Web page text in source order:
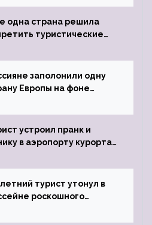
одна страна решила
туристические
заполонили одну
Европы на фоне
устроил пранк и
в аэропорту курорта,
рейса
турист утонул в
роскошного